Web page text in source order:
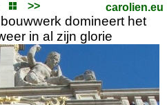
>> carolien.eu
domineert het
in al zijn glorie